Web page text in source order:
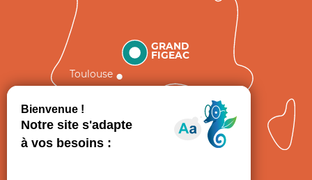
GRAND
FIGEAC
Toulouse